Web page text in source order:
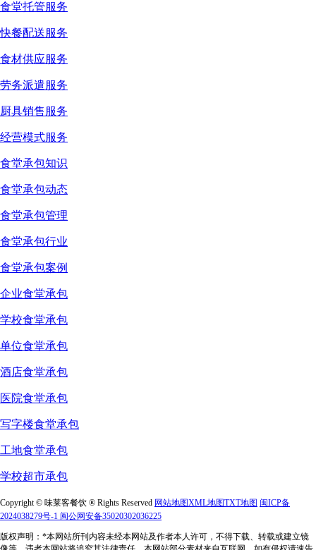
食堂托管服务
快餐配送服务
食材供应服务
劳务派遣服务
厨具销售服务
经营模式服务
食堂承包知识
食堂承包动态
食堂承包管理
食堂承包行业
食堂承包案例
企业食堂承包
学校食堂承包
单位食堂承包
酒店食堂承包
医院食堂承包
写字楼食堂承包
工地食堂承包
学校超市承包
Copyright © 味莱客餐饮 ® Rights Reserved 网站地图XML地图TXT地图 闽ICP备
2024038279号-1 闽公网安备35020302036225
版权声明：*本网站所刊内容未经本网站及作者本人许可，不得下载、转载或建立镜